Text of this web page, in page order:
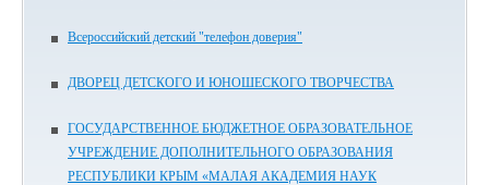
Всероссийский детский "телефон доверия"
ДВОРЕЦ ДЕТСКОГО И ЮНОШЕСКОГО ТВОРЧЕСТВА
ГОСУДАРСТВЕННОЕ БЮДЖЕТНОЕ ОБРАЗОВАТЕЛЬНОЕ
УЧРЕЖДЕНИЕ ДОПОЛНИТЕЛЬНОГО ОБРАЗОВАНИЯ
РЕСПУБЛИКИ КРЫМ «МАЛАЯ АКАДЕМИЯ НАУК